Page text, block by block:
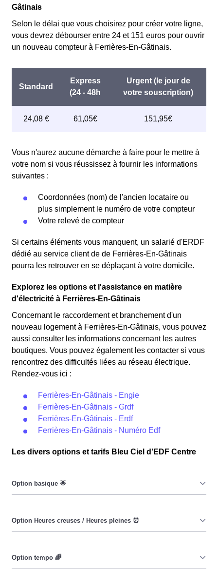
Gâtinais
Selon le délai que vous choisirez pour créer votre ligne,
vous devrez débourser entre 24 et 151 euros pour ouvrir
un nouveau compteur à Ferrières-En-Gâtinais.
Vous n'aurez aucune démarche à faire pour le mettre à
votre nom si vous réussissez à fournir les informations
suivantes :
Coordonnées (nom) de l'ancien locataire ou
plus simplement le numéro de votre compteur
Votre relevé de compteur
Si certains éléments vous manquent, un salarié d'ERDF
dédié au service client de de Ferrières-En-Gâtinais
pourra les retrouver en se déplaçant à votre domicile.
Explorez les options et l'assistance en matière
d'électricité à Ferrières-En-Gâtinais
Concernant le raccordement et branchement d'un
nouveau logement à Ferrières-En-Gâtinais, vous pouvez
aussi consulter les informations concernant les autres
boutiques. Vous pouvez également les contacter si vous
rencontrez des difficultés liées au réseau électrique.
Rendez-vous ici :
Ferrières-En-Gâtinais - Engie
Ferrières-En-Gâtinais - Grdf
Ferrières-En-Gâtinais - Erdf
Ferrières-En-Gâtinais - Numéro Edf
Les divers options et tarifs Bleu Ciel d'EDF Centre
date, ni de l'heure, que ce soit à Ferrières-En-Gâtinais
ou ailleurs. 💡
Ferrières-En-Gâtinais est moindre. ⚡